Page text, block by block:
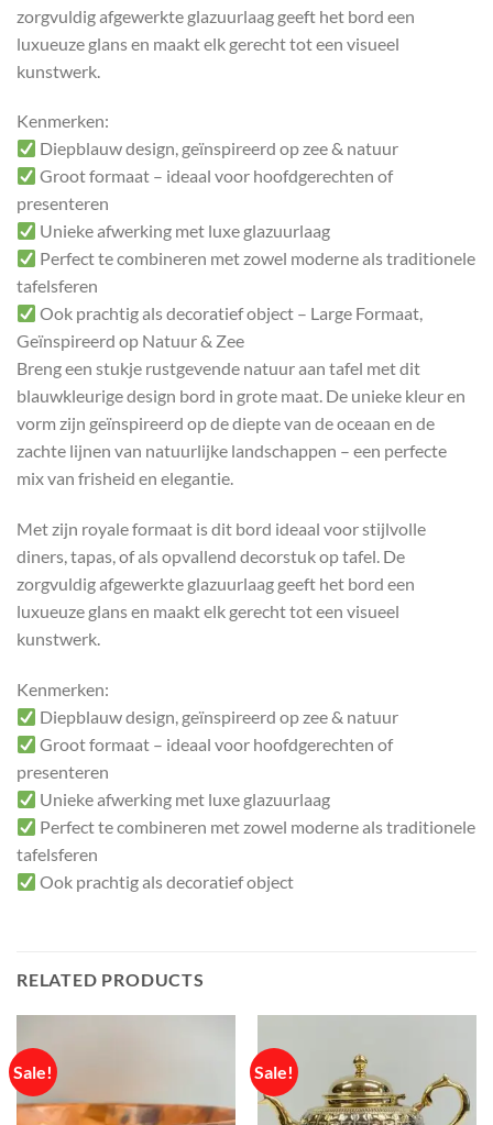
zorgvuldig afgewerkte glazuurlaag geeft het bord een
luxueuze glans en maakt elk gerecht tot een visueel
kunstwerk.
Kenmerken:
Diepblauw design, geïnspireerd op zee & natuur
Groot formaat – ideaal voor hoofdgerechten of
presenteren
Unieke afwerking met luxe glazuurlaag
Perfect te combineren met zowel moderne als traditionele
tafelsferen
Ook prachtig als decoratief object – Large Formaat,
Geïnspireerd op Natuur & Zee
Breng een stukje rustgevende natuur aan tafel met dit
blauwkleurige design bord in grote maat. De unieke kleur en
vorm zijn geïnspireerd op de diepte van de oceaan en de
zachte lijnen van natuurlijke landschappen – een perfecte
mix van frisheid en elegantie.
Met zijn royale formaat is dit bord ideaal voor stijlvolle
diners, tapas, of als opvallend decorstuk op tafel. De
zorgvuldig afgewerkte glazuurlaag geeft het bord een
luxueuze glans en maakt elk gerecht tot een visueel
kunstwerk.
Kenmerken:
Diepblauw design, geïnspireerd op zee & natuur
Groot formaat – ideaal voor hoofdgerechten of
presenteren
Unieke afwerking met luxe glazuurlaag
Perfect te combineren met zowel moderne als traditionele
tafelsferen
Ook prachtig als decoratief object
RELATED PRODUCTS
Sale! Sale!